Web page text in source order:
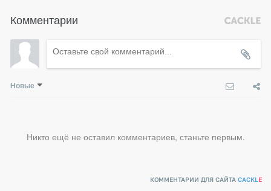
Комментарии
Новые
Никто ещё не оставил комментариев, станьте первым.
КОММЕНТАРИИ ДЛЯ САЙТАCACKLE